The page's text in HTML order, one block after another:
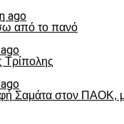
ago
από το πανό
Σαμάτα στον ΠΑΟΚ,